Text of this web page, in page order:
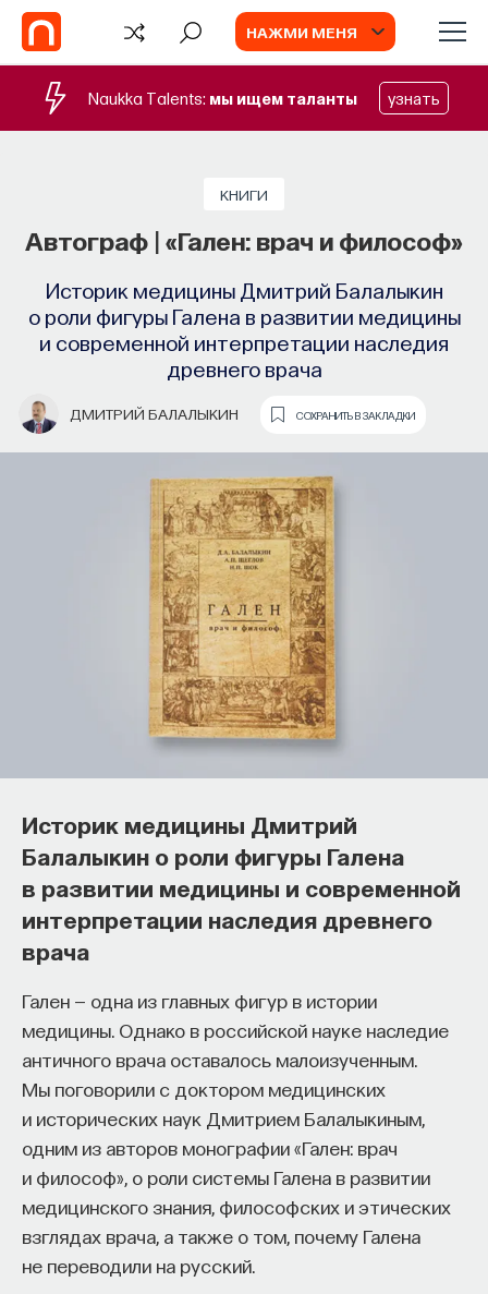
НАЖМИ МЕНЯ
Naukka Talents: мы ищем таланты узнать
КНИГИ
Автограф | «Гален: врач и философ»
Историк медицины Дмитрий Балалыкин
о роли фигуры Галена в развитии медицины
и современной интерпретации наследия
древнего врача
ДМИТРИЙ БАЛАЛЫКИН СОХРАНИТЬ В ЗАКЛАДКИ
Историк медицины Дмитрий
Балалыкин о роли фигуры Галена
в развитии медицины и современной
интерпретации наследия древнего
врача
Гален — одна из главных фигур в истории
медицины. Однако в российской науке наследие
античного врача оставалось малоизученным.
Мы поговорили с доктором медицинских
и исторических наук Дмитрием Балалыкиным,
одним из авторов монографии «Гален: врач
и философ», о роли системы Галена в развитии
медицинского знания, философских и этических
взглядах врача, а также о том, почему Галена
не переводили на русский.
Химия между нейронами:
вещества, которые управляют нами
Как наши память, потребности, эмоции,
внимание, воля связаны с передачей
сигналов от нейромедиаторов?
ВЯЧЕСЛАВ ДУБЫНИН СОХРАНИТЬ В ЗАКЛАДКИ
Как наши память, потребности,
эмоции, внимание, воля связаны
от нейромедиаторов?
Как устроена наша нервная система
на структурном, клеточном и молекулярном
уровнях? В чем состоит роль нейромедиаторов
процессами? Как появляются зависимость,
утомление, состояние эйфории или азарта?
Каково воздействие на работу мозга гормонов,
иммунной системы?
Ответы на эти и другие вопросы можно найти,
записавшись
на курс «Химия между нейронами:
вещества, которые управляют нами»
Пройдя этот курс, вы научитесь: